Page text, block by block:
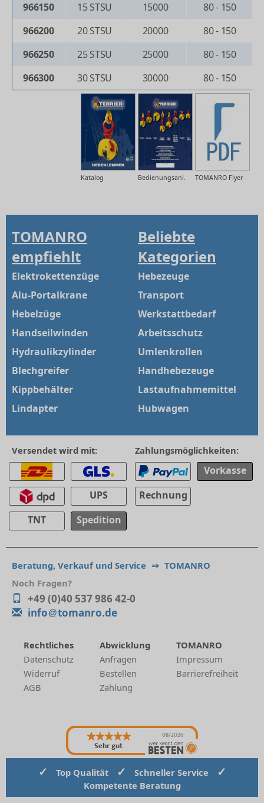
966150
15 STSU 15000
80 - 150
966200
20 STSU 20000
80 - 150
966250
25 STSU 25000
80 - 150
966300
30 STSU 30000 80 - 150
TOMANRO Flyer
Bedienungsanl.
Katalog
TOMANRO
empfiehlt
Elektrokettenzüge
Alu-Portalkrane
Hebelzüge
Handseilwinden
Hydraulikzylinder
Blechgreifer
Kippbehälter
Lindapter
Beliebte
Kategorien
Hebezeuge
Transport
Werkstattbedarf
Arbeitsschutz
Umlenkrollen
Handhebezeuge
Lastaufnahmemittel
Hubwagen
Versendet wird mit:
UPS
TNT
Spedition
Zahlungsmöglichkeiten:
Vorkasse
Rechnung
Beratung, Verkauf und Service ⇒ TOMANRO
Noch Fragen?
+49 (0)40 537 986 42-0
info
tomanro.de
Rechtliches
Datenschutz
Widerruf
AGB
Abwicklung
Anfragen
Bestellen
Zahlung
TOMANRO
Impressum
Barrierefreiheit
Sehr gut
08/2026
✓ Top Qualität ✓ Schneller Service ✓
Kompetente Beratung